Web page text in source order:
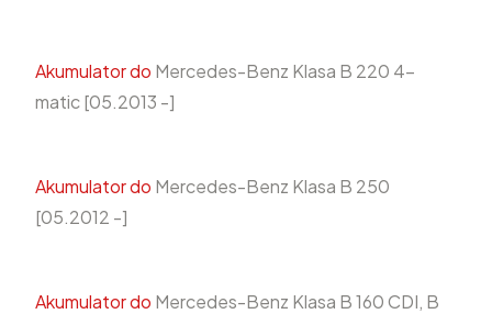
Akumulator do Mercedes-Benz Klasa B 220 4-
matic [05.2013 -]
Akumulator do Mercedes-Benz Klasa B 250
[05.2012 -]
Akumulator do Mercedes-Benz Klasa B 160 CDI, B